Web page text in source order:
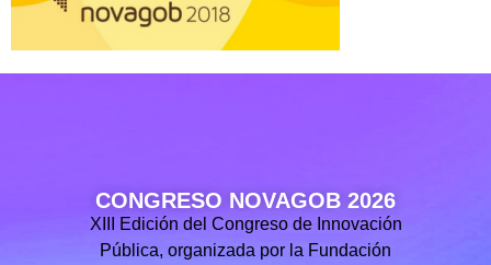
CONGRESO NOVAGOB 2026
XIII Edición del Congreso de Innovación
Pública, organizada por la Fundación